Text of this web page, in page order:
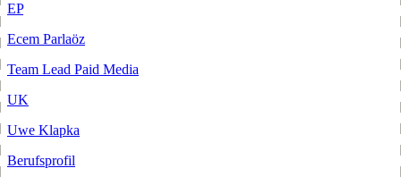
EP
Ecem Parlaöz
Team Lead Paid Media
UK
Uwe Klapka
Berufsprofil